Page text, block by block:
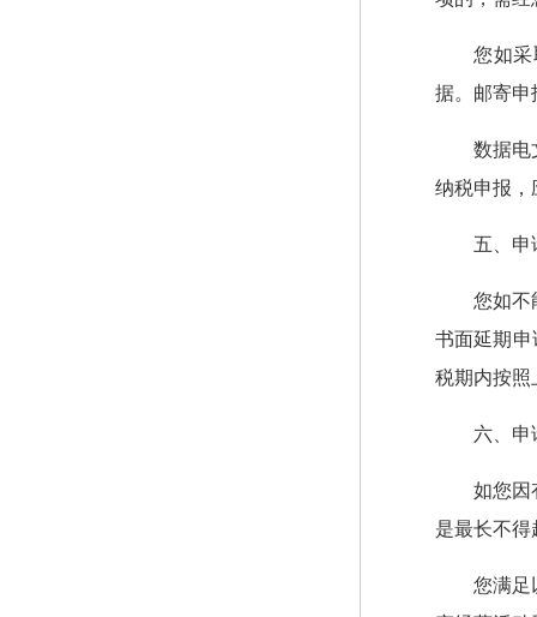
您如
据。邮寄申
数据电
纳税申报，
五、申
您如不
书面延期
税期内按照
六、申
如您因
是最长不
您满足